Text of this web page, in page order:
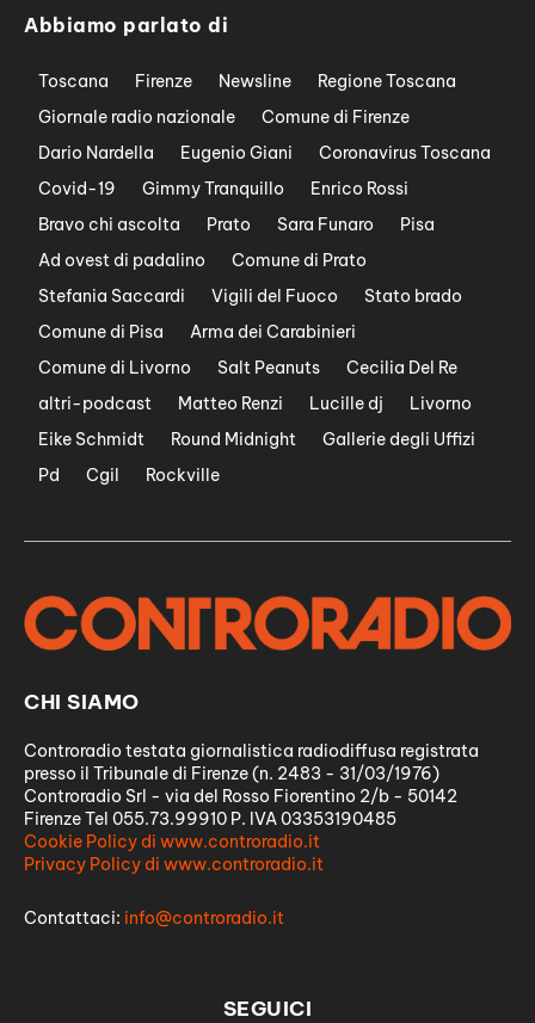
Abbiamo parlato di
Toscana Firenze Newsline
Regione Toscana
Giornale radio nazionale
Comune di Firenze
Dario Nardella
Eugenio Giani
Coronavirus Toscana
Covid-19
Gimmy Tranquillo
Enrico Rossi
Bravo chi ascolta
Prato Sara Funaro
Pisa
Ad ovest di padalino
Comune di Prato
Stefania Saccardi
Vigili del Fuoco
Stato brado
Comune di Pisa
Arma dei Carabinieri
Comune di Livorno
Salt Peanuts
Cecilia Del Re
altri-podcast
Matteo Renzi Lucille dj
Livorno
Eike Schmidt
Round Midnight
Gallerie degli Uffizi
Pd
Cgil Rockville
CHI SIAMO
Controradio testata giornalistica radiodiffusa registrata
presso il Tribunale di Firenze (n. 2483 - 31/03/1976)
Controradio Srl - via del Rosso Fiorentino 2/b - 50142
Firenze Tel 055.73.99910 P. IVA 03353190485
Cookie Policy di www.controradio.it
Privacy Policy di www.controradio.it
Contattaci: info@controradio.it
SEGUICI